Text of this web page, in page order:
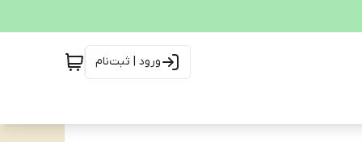
ورود | ثبت‌نام